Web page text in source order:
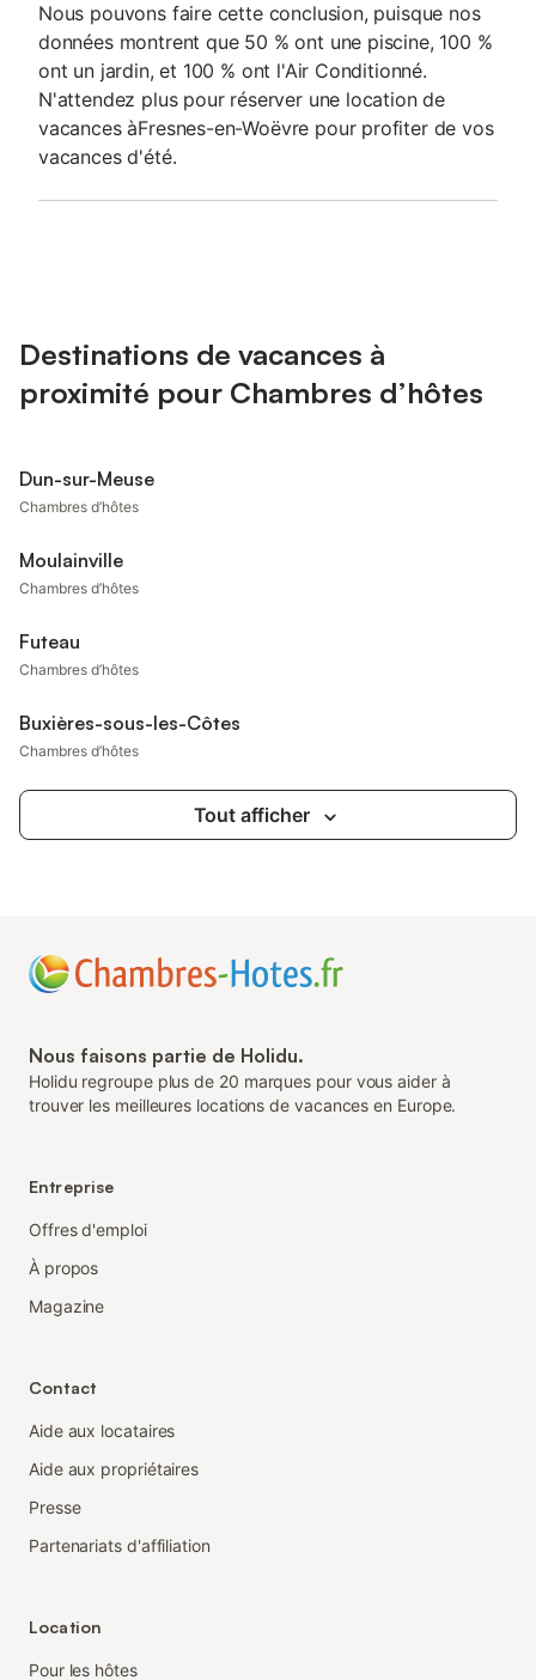
Nous pouvons faire cette conclusion, puisque nos
données montrent que 50 % ont une piscine, 100 %
ont un jardin, et 100 % ont l'Air Conditionné.
N'attendez plus pour réserver une location de
vacances àFresnes-en-Woëvre pour profiter de vos
vacances d'été.
Destinations de vacances à
proximité pour Chambres d’hôtes
Dun-sur-Meuse
Chambres d’hôtes
Moulainville
Chambres d’hôtes
Futeau
Chambres d’hôtes
Buxières-sous-les-Côtes
Chambres d’hôtes
Tout afficher
Nous faisons partie de Holidu.
Holidu regroupe plus de 20 marques pour vous aider à
trouver les meilleures locations de vacances en Europe.
Entreprise
Offres d'emploi
À propos
Magazine
Contact
Aide aux locataires
Aide aux propriétaires
Presse
Partenariats d'affiliation
Location
Pour les hôtes